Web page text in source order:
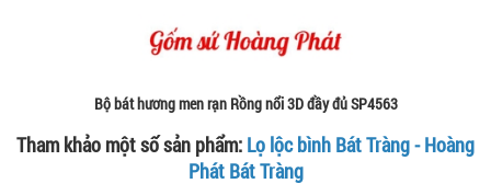
Bộ bát hương men rạn Rồng nổi 3D đầy đủ SP4563
Tham khảo một số sản phẩm: Lọ lộc bình Bát Tràng - Hoàng
Phát Bát Tràng